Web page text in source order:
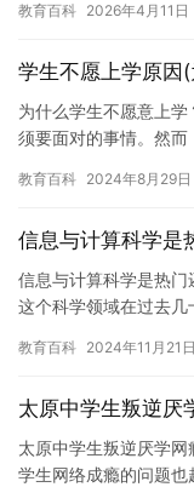
常， …
教育百科 2026年4月11日
学生不愿上学原因
为什么学生不愿意上
须要面对的事情。然
教育百科 2024年8月29日
信息与计算科学是
信息与计算科学是热
这个科学领域在过去
及，信息…
教育百科 2024年11月21日
太原中学生叛逆厌
太原中学生叛逆厌学
学生网络成瘾的问题